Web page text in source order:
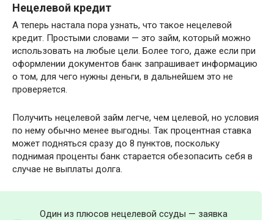
Нецелевой кредит
А теперь настала пора узнать, что такое нецелевой
кредит. Простыми словами — это займ, который можно
использовать на любые цели. Более того, даже если при
оформлении документов банк запрашивает информацию
о том, для чего нужны деньги, в дальнейшем это не
проверяется.
Получить нецелевой займ легче, чем целевой, но условия
по нему обычно менее выгодны. Так процентная ставка
может подняться сразу до 8 пунктов, поскольку
поднимая проценты банк старается обезопасить себя в
случае не выплаты долга.
Один из плюсов нецелевой ссуды — заявка